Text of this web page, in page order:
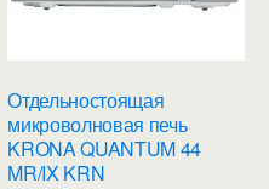
Отдельностоящая
микроволновая печь
KRONA QUANTUM 44
MR/IX KRN